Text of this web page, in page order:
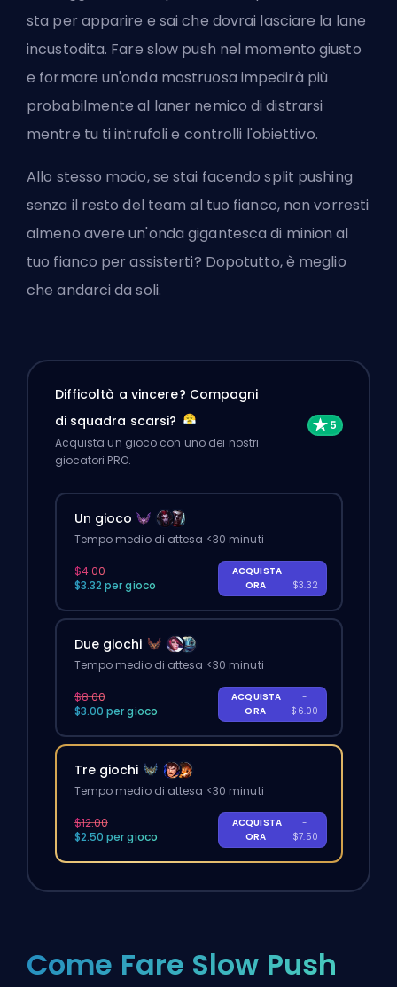
sta per apparire e sai che dovrai lasciare la lane
incustodita. Fare slow push nel momento giusto
e formare un'onda mostruosa impedirà più
probabilmente al laner nemico di distrarsi
mentre tu ti intrufoli e controlli l'obiettivo.
Allo stesso modo, se stai facendo split pushing
senza il resto del team al tuo fianco, non vorresti
almeno avere un'onda gigantesca di minion al
tuo fianco per assisterti? Dopotutto, è meglio
che andarci da soli.
Difficoltà a vincere? Compagni
di squadra scarsi?
Acquista un gioco con uno dei nostri
giocatori PRO.
Un gioco
Tempo medio di attesa <30 minuti
$4.00
$3.32 per gioco
ACQUISTA
ORA
-
$3.32
Due giochi
Tempo medio di attesa <30 minuti
$8.00
$3.00 per gioco
ACQUISTA
ORA
-
$6.00
Tre giochi
Tempo medio di attesa <30 minuti
$12.00
$2.50 per gioco
ACQUISTA
ORA
-
$7.50
Come Fare Slow Push